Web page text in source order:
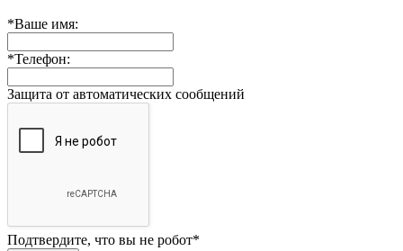
*Ваше имя:
*Телефон:
Защита от автоматических сообщений
Подтвердите, что вы не робот*